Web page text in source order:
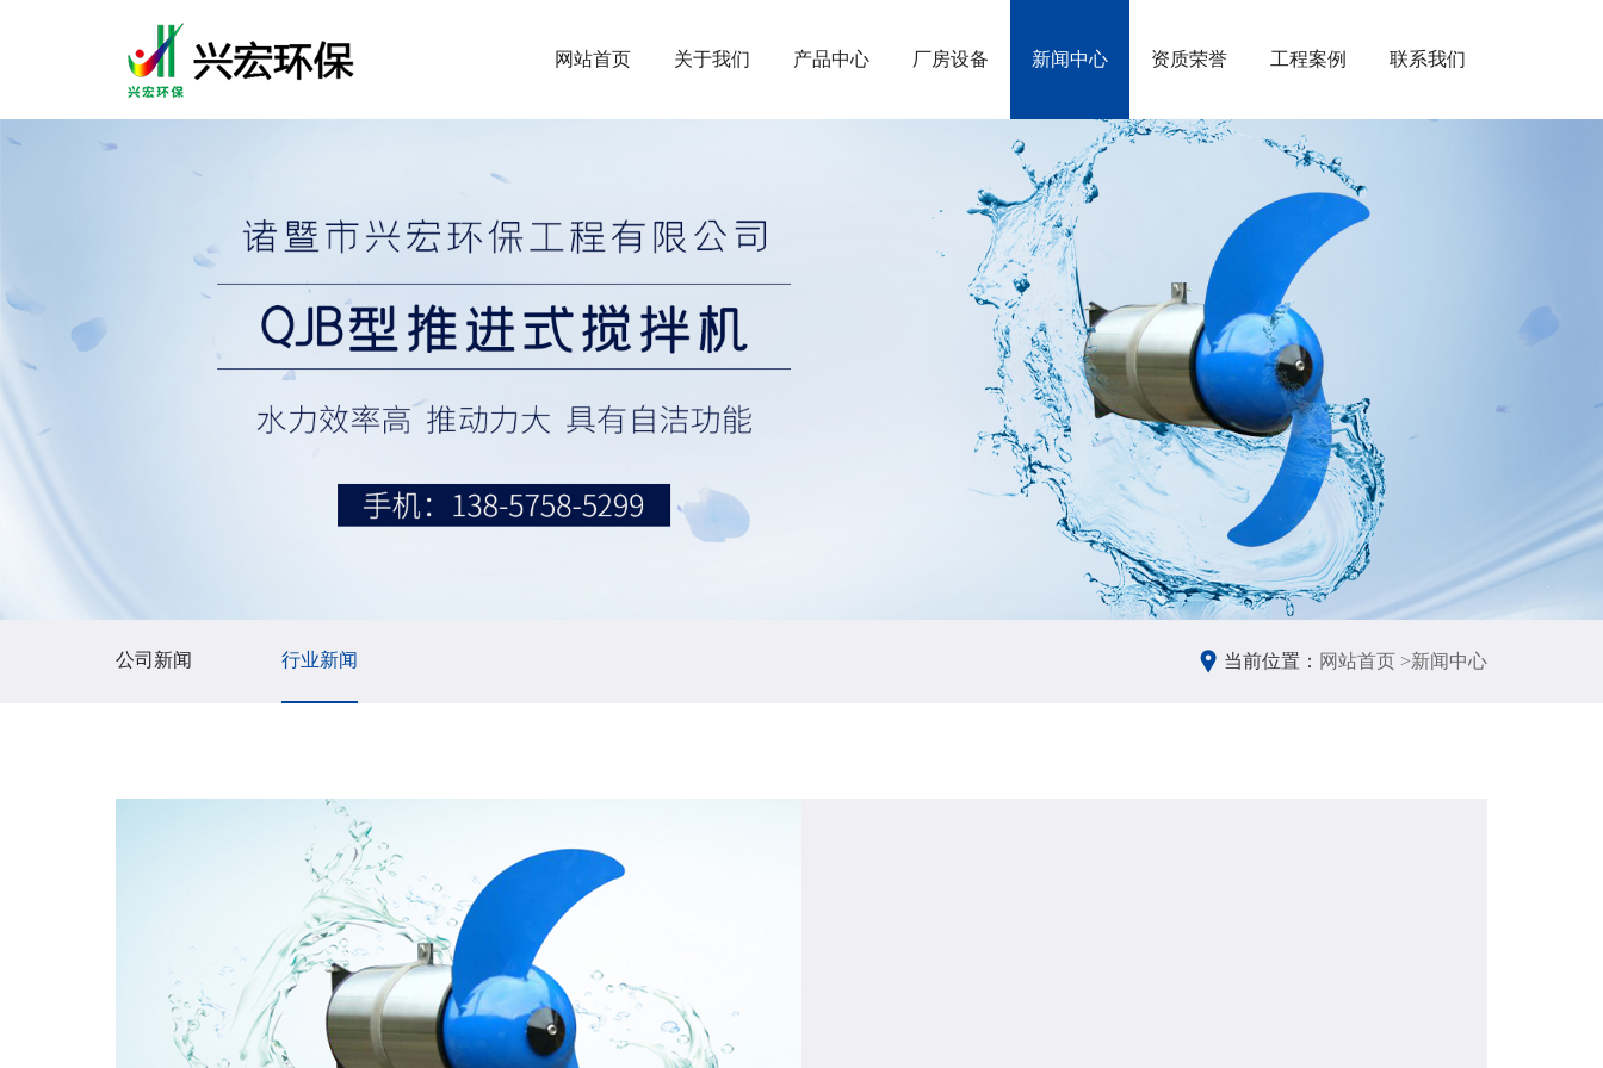
网站首页 关于我们 产品中心 厂房设备 新闻中心 资质荣誉 工程案例 联系我们
当前位置： 网站首页 >新闻中心
公司新闻 行业新闻